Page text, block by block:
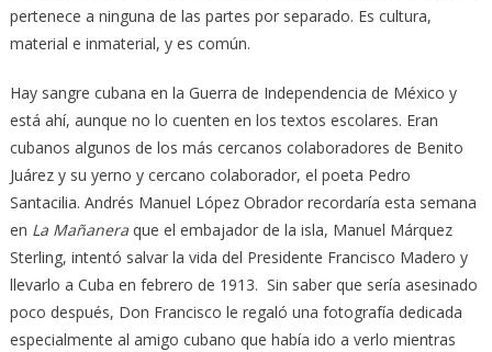
pertenece a ninguna de las partes por separado. Es cultura,
material e inmaterial, y es común.
Hay sangre cubana en la Guerra de Independencia de México y
está ahí, aunque no lo cuenten en los textos escolares. Eran
cubanos algunos de los más cercanos colaboradores de Benito
Juárez y su yerno y cercano colaborador, el poeta Pedro
Santacilia. Andrés Manuel López Obrador recordaría esta semana
en La Mañaneraque el embajador de la isla, Manuel Márquez
Sterling, intentó salvar la vida del Presidente Francisco Madero y
llevarlo a Cuba en febrero de 1913. Sin saber que sería asesinado
poco después, Don Francisco le regaló una fotografía dedicada
especialmente al amigo cubano que había ido a verlo mientras